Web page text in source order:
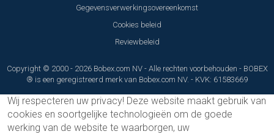
Gegevensverwerkingsovereenkomst
Cookies beleid
Reviewbeleid
Copyright © 2000 - 2026 Bobex.com NV - Alle rechten voorbehouden - BOBEX
® is een geregistreerd merk van Bobex.com NV. - KVK: 61583669
Wij respecteren uw privacy! Deze website maakt gebruik van
cookies en soortgelijke technologieën om de goede
werking van de website te waarborgen, uw